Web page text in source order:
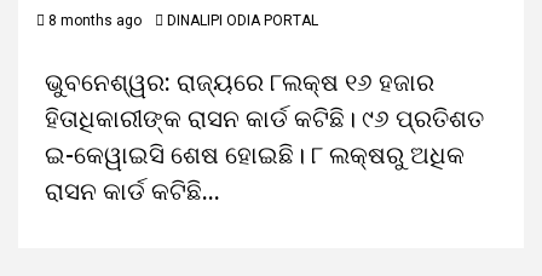
8 months ago DINALIPI ODIA PORTAL
ଭୁବନେଶ୍ୱର: ରାଜ୍ୟରେ ୮ଲକ୍ଷ ୧୬ ହଜାର
ହିତାଧିକାରୀଙ୍କ ରାସନ କାର୍ଡ କଟିଛି। ୯୬ ପ୍ରତିଶତ
ଇ-କେୱାଇସି ଶେଷ ହୋଇଛି। ୮ ଲକ୍ଷରୁ ଅଧିକ
ରାସନ କାର୍ଡ କଟିଛି...